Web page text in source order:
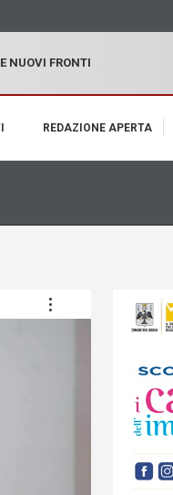
NUOVI FRONTI
REDAZIONE APERTA